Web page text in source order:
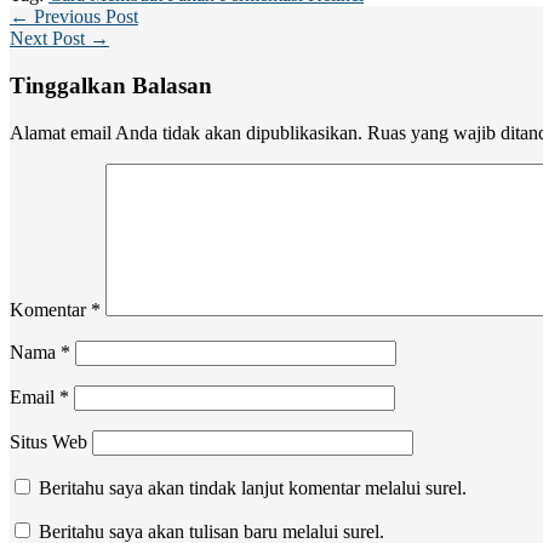
← Previous Post
Next Post →
Tinggalkan Balasan
Alamat email Anda tidak akan dipublikasikan. Ruas yang wajib
Komentar *
Nama *
Email *
Situs Web
Beritahu saya akan tindak lanjut komentar melalui surel.
Beritahu saya akan tulisan baru melalui surel.